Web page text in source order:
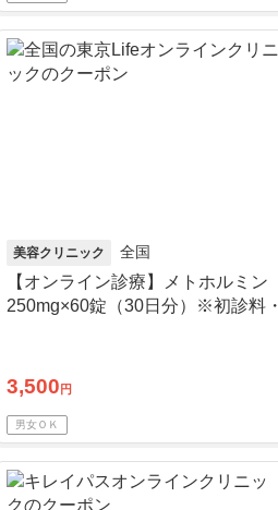
美容クリニック 全国
【オンライン診療】メトホルミン
250mg×60錠（30日分）※初診料・
3,500 円
男女ＯＫ